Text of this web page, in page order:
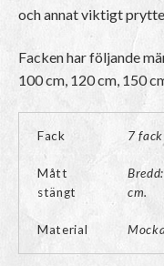
och annat viktigt
Facken har följande
100 cm, 120 cm, 150
Fack 7
Mått
stängt
cm.
Material